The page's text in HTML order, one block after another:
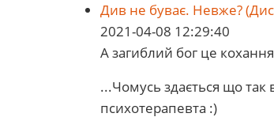
Див не буває. Невже?
2021-04-08 12:29:40
А загиблий бог це
...Чомусь здається що так
психотерапевта :)